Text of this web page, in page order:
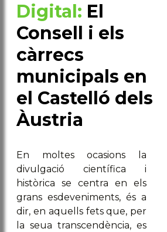
Digital: El
Consell i els
càrrecs
municipals en
el Castelló dels
Àustria
En moltes ocasions la
divulgació científica i
històrica se centra en els
grans esdeveniments, és a
dir, en aquells fets que, per
la seua transcendència, es